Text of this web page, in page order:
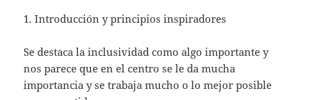
1. Introducción y principios inspiradores
Se destaca la inclusividad como algo importante y
nos parece que en el centro se le da mucha
importancia y se trabaja mucho o lo mejor posible